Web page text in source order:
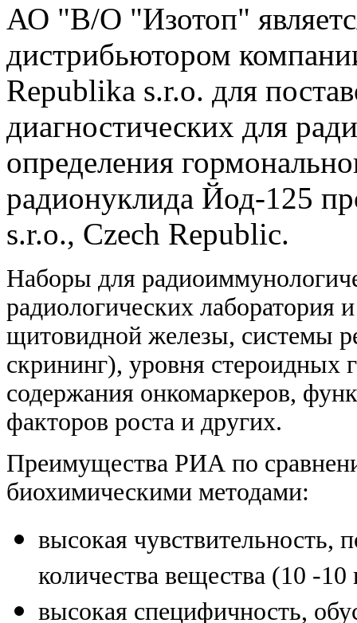
АО "В/О "Изотоп"
дистрибьютором
Republika s.r.o. для
диагностических для
определения
радионуклида Йод-125
s.r.o., Czech Republic.
Наборы для
радиологических лаборатория
щитовидной железы, системы
скрининг), уровня стероидных
содержания онкомаркеров,
факторов роста и других.
Преимущества РИА по
биохимическими методами:
высокая чувствительность,
количества вещества (10 -
высокая специфичность,